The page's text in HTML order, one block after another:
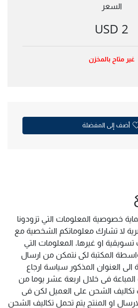
السعر
2 USD
غير متاح بالمخزن
أضف إلى المفضلة
خصوصية المعلومات التي تزودونا
لا تشارك معلوماتكم الشخصية مع
او غيرها. المعلومات التي
المكتبة لكى نتمكن من ارسال
العنوان المذكور سياسة ارجاع
فى خلال اربعة عشر يوما من
تكاليف الشحن على العميل لكن فى
او المنتج يتم تحمل تكاليف الشحن